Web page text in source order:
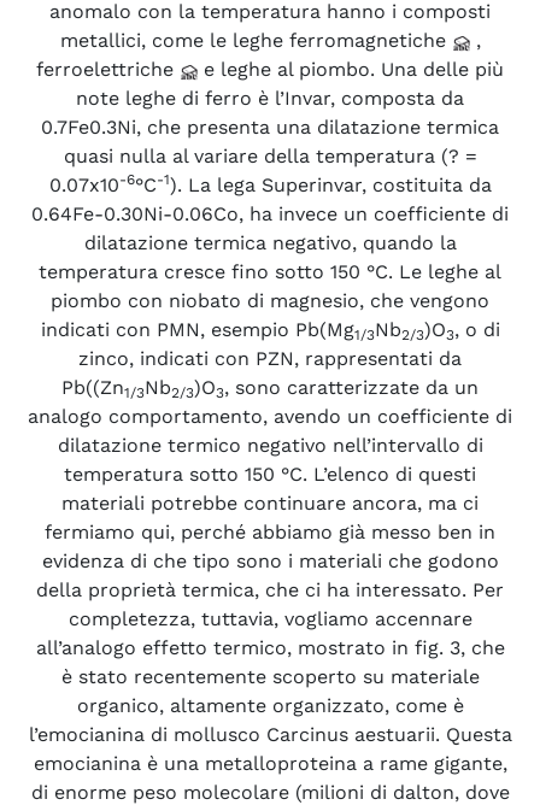
anomalo con la temperatura hanno i composti
metallici, come le leghe ferromagnetiche
,
ferroelettriche
e leghe al piombo. Una delle più
note leghe di ferro è l’Invar, composta da
0.7Fe0.3Ni, che presenta una dilatazione termica
quasi nulla al variare della temperatura (? =
0.07x10-6°C-1). La lega Superinvar, costituita da
0.64Fe-0.30Ni-0.06Co, ha invece un coefficiente di
dilatazione termica negativo, quando la
temperatura cresce fino sotto 150 °C. Le leghe al
piombo con niobato di magnesio, che vengono
indicati con PMN, esempio Pb(Mg1/3Nb2/3)O3, o di
zinco, indicati con PZN, rappresentati da
Pb((Zn1/3Nb2/3)O3, sono caratterizzate da un
analogo comportamento, avendo un coefficiente di
dilatazione termico negativo nell’intervallo di
temperatura sotto 150 °C. L’elenco di questi
materiali potrebbe continuare ancora, ma ci
fermiamo qui, perché abbiamo già messo ben in
evidenza di che tipo sono i materiali che godono
della proprietà termica, che ci ha interessato. Per
completezza, tuttavia, vogliamo accennare
all’analogo effetto termico, mostrato in fig. 3, che
è stato recentemente scoperto su materiale
organico, altamente organizzato, come è
l’emocianina di mollusco Carcinus aestuarii. Questa
emocianina è una metalloproteina a rame gigante,
di enorme peso molecolare (milioni di dalton, dove